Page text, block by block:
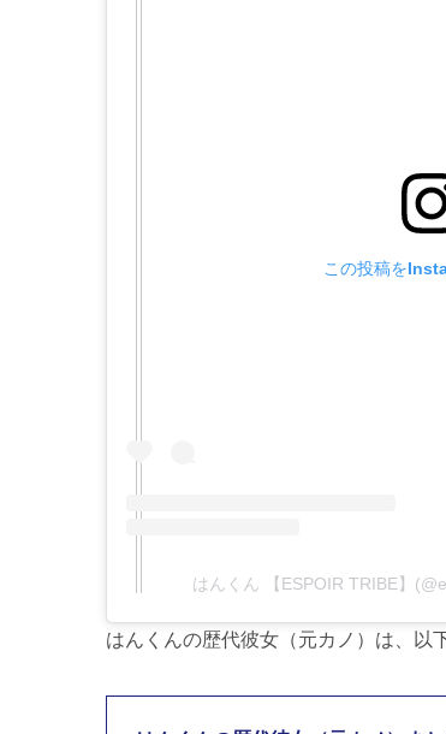
この投稿を
はんくん 【ESPOIR TRIBE】
はんくんの歴代彼女（元カノ）は、以